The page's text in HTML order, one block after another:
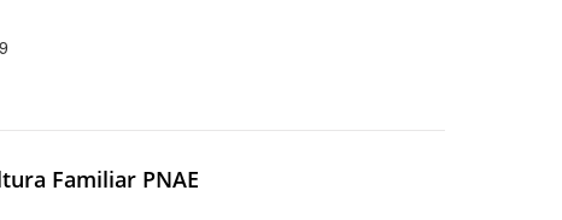
Familiar PNAE